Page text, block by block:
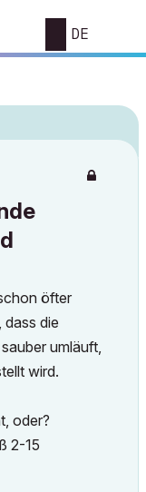
DE
öfter
die
umläuft,
wird.
oder?
2-15